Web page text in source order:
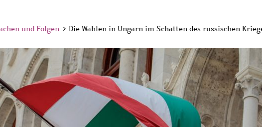
und Folgen > Die Wahlen in Ungarn im Schatten des russischen